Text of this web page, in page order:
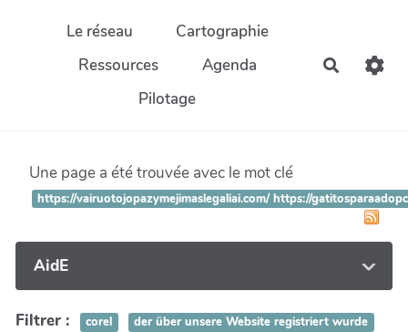
Aller au contenu principal
Le réseau
Cartographie
Ressources
Agenda
Pilotage
Une page a été trouvée avec le mot clé
https://vairuotojopazymejimaslegaliai.com/ https://
AidE
Filtrer : corel
der über unsere Website registriert wurde